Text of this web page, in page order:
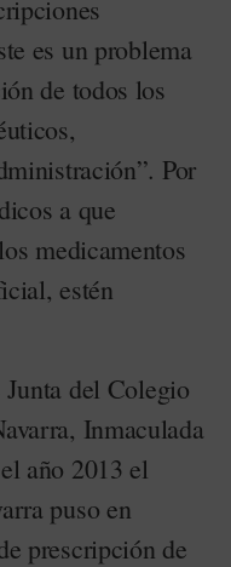
es un problema
de todos los
Por
a que
medicamentos
estén
del Colegio
Inmaculada
año 2013 el
puso en
prescripción de